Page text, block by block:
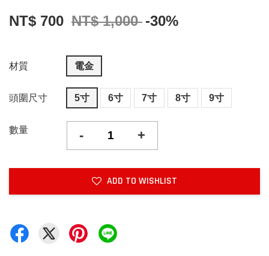
NT$ 700 NT$ 1,000 -30%
材質 電金
頭圍尺寸 5寸 6寸 7寸 8寸 9寸
數量 - +
ADD TO WISHLIST